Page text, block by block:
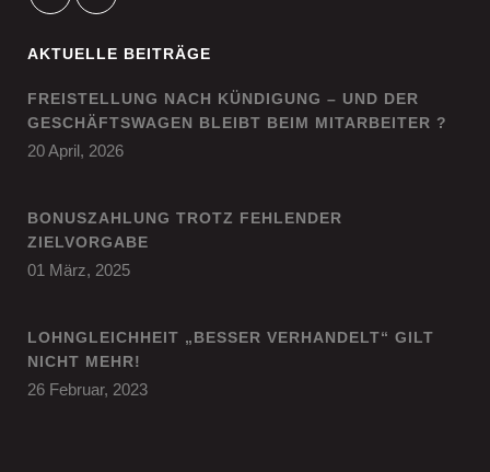
AKTUELLE BEITRÄGE
FREISTELLUNG NACH KÜNDIGUNG – UND DER
GESCHÄFTSWAGEN BLEIBT BEIM MITARBEITER ?
20 April, 2026
BONUSZAHLUNG TROTZ FEHLENDER
ZIELVORGABE
01 März, 2025
LOHNGLEICHHEIT „BESSER VERHANDELT“ GILT
NICHT MEHR!
26 Februar, 2023